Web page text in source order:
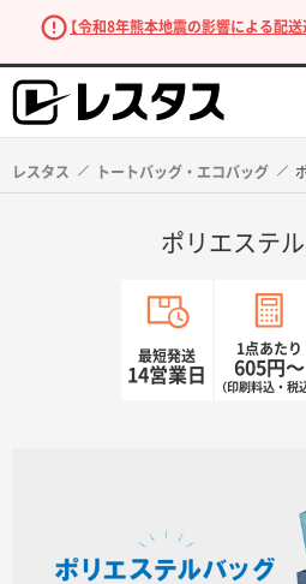
【令和8年熊本地震の影響による配
レスタス トートバッグ・エコバッグ
ポリエステ
最短発送
14営業日
1点あたり
605円〜
（印刷料込・税